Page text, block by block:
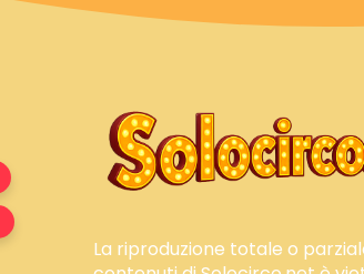
La riproduzione totale o